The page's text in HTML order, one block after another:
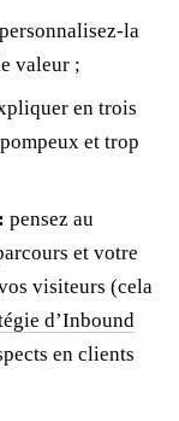
personnalisez-la
valeur ;
en trois
et trop
pensez au
et votre
visiteurs (cela
d’Inbound
en clients